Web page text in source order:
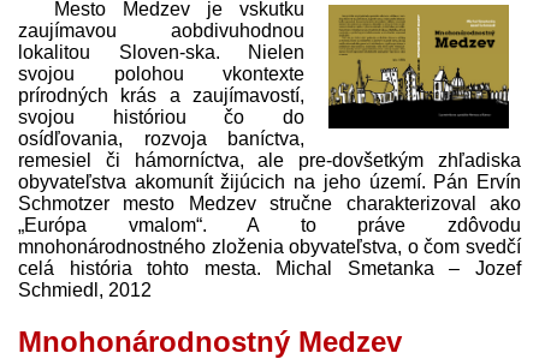
Mesto Medzev je vskutku
zaujímavou aobdivuhodnou
lokalitou Sloven-ska. Nielen
svojou polohou vkontexte
prírodných krás a zaujímavostí,
svojou históriou čo do
osídľovania, rozvoja baníctva,
remesiel či hámorníctva, ale pre-dovšetkým zhľadiska
obyvateľstva akomunít žijúcich na jeho území. Pán Ervín
Schmotzer mesto Medzev stručne charakterizoval ako
„Európa vmalom“. A to práve zdôvodu
mnohonárodnostného zloženia obyvateľstva, o čom svedčí
celá história tohto mesta. Michal Smetanka – Jozef
Schmiedl, 2012
Mnohonárodnostný Medzev